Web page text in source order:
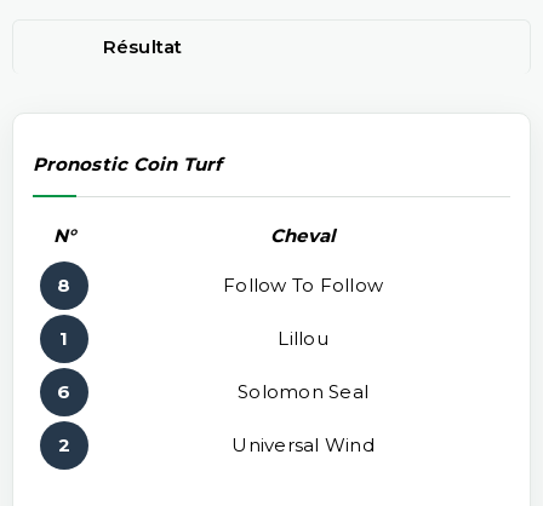
Résultat
Pronostic Coin Turf
N° Cheval
8 Follow To Follow
1 Lillou
6 Solomon Seal
2 Universal Wind